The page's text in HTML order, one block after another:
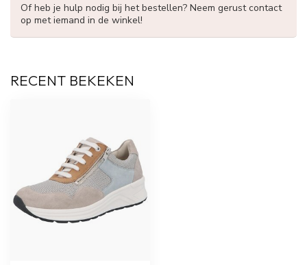
Of heb je hulp nodig bij het bestellen? Neem gerust contact
op met iemand in de winkel!
RECENT BEKEKEN